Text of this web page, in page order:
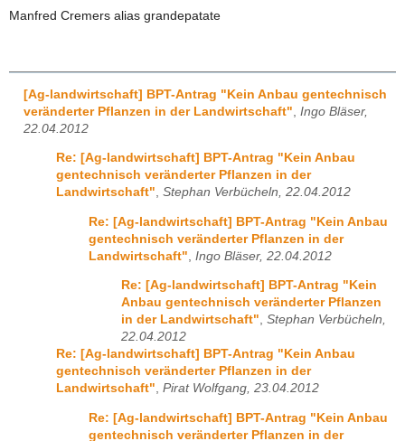
Manfred Cremers alias grandepatate
[Ag-landwirtschaft] BPT-Antrag "Kein Anbau gentechnisch
veränderter Pflanzen in der Landwirtschaft" Ingo Bläser,
22.04.2012
Re: [Ag-landwirtschaft] BPT-Antrag "Kein Anbau
gentechnisch veränderter Pflanzen in der
Landwirtschaft", Stephan Verbücheln, 22.04.2012
Re: [Ag-landwirtschaft] BPT-Antrag "Kein Anbau
gentechnisch veränderter Pflanzen in der
Landwirtschaft" Ingo Bläser, 22.04.2012
Re: [Ag-landwirtschaft] BPT-Antrag "Kein
Anbau gentechnisch veränderter Pflanzen
in der Landwirtschaft", Stephan Verbücheln,
22.04.2012
Re: [Ag-landwirtschaft] BPT-Antrag "Kein Anbau
gentechnisch veränderter Pflanzen in der
Landwirtschaft", Pirat Wolfgang, 23.04.2012
Re: [Ag-landwirtschaft] BPT-Antrag "Kein Anbau
gentechnisch veränderter Pflanzen in der